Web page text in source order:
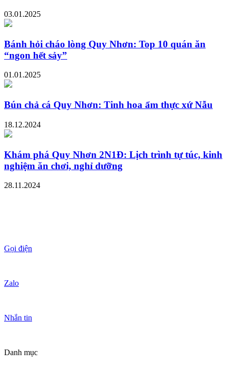
03.01.2025
Bánh hỏi cháo lòng Quy Nhơn: Top 10 quán ăn
“ngon hết sảy”
01.01.2025
Bún chả cá Quy Nhơn: Tinh hoa ẩm thực xứ Nẫu
18.12.2024
Khám phá Quy Nhơn 2N1Đ: Lịch trình tự túc, kinh
nghiệm ăn chơi, nghỉ dưỡng
28.11.2024
Gọi điện
Zalo
Nhắn tin
Danh mục